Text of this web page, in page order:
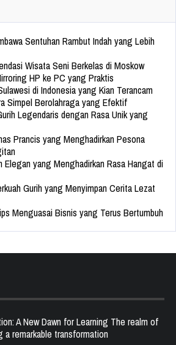
Sentuhan Rambut Indah yang Lebih
Wisata Seni Berkelas di Moskow
HP ke PC yang Praktis
di Indonesia yang Kian Terancam
Simpel Berolahraga yang Efektif
Legendaris dengan Rasa Unik yang
Prancis yang Menghadirkan Pesona
Elegan yang Menghadirkan Rasa Hangat di
Gurih yang Menyimpan Cerita Lezat
Menguasai Bisnis yang Terus Bertumbuh
A New Dawn for Learning The realm of
remarkable transformation